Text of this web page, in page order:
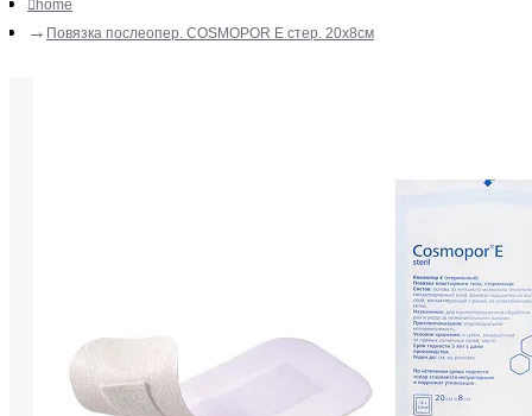
home
Повязка послеопер. COSMOPOR E стер. 20х8см